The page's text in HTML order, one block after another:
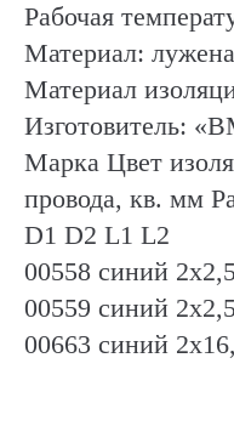
Рабочая
Материал:
Материал
Изготовитель:
Марка Цвет
провода, кв. мм
D1 D2 L1 L2
00558 синий
00559 синий
00663 синий